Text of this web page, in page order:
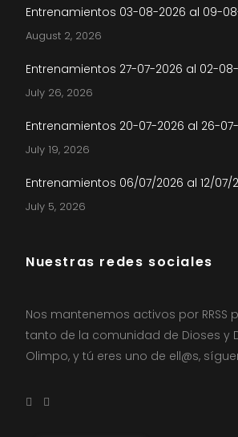
Entrenamientos 03-08-2026 al 09-
August 2, 2026
Entrenamientos 27-07-2026 al 02-
July 26, 2026
Entrenamientos 20-07-2026 al 26-
July 19, 2026
Entrenamientos 06/07/2026 al 12/07/
July 5, 2026
Nuestras redes sociales
Nos mantenemos activos por RRSS
tanto de la comunidad de Dioses y
Olimpo, y tú eres uno de ell@s,